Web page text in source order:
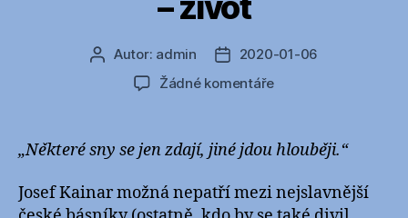
Autor
příspěvku
Autor: admin
Datum
příspěvku
2020-01-06
Žádné komentářeu
názvem
Kainar
(1917-
„Některé sny se jen zdají, jiné jdou hlouběji.“
Josef Kainar možná nepatří mezi nejslavnější